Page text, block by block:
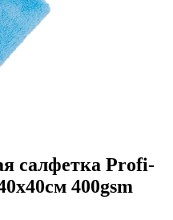
салфетка Profi-
400gsm